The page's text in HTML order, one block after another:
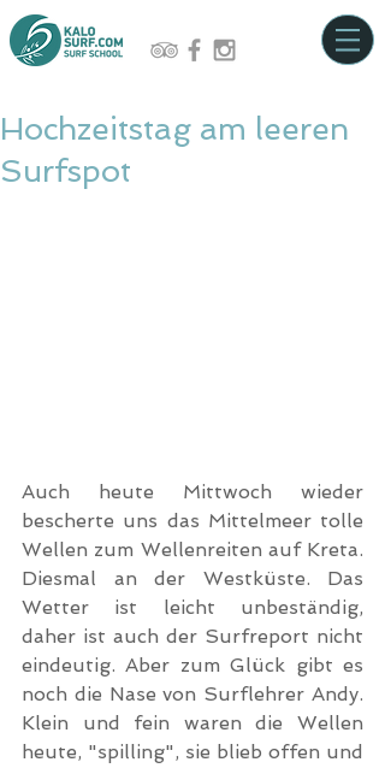
Hochzeitstag am leeren
Surfspot
Auch heute Mittwoch wieder
bescherte uns das Mittelmeer tolle
Wellen zum Wellenreiten auf Kreta.
Diesmal an der Westküste. Das
Wetter ist leicht unbeständig,
daher ist auch der Surfreport nicht
eindeutig. Aber zum Glück gibt es
noch die Nase von Surflehrer Andy.
Klein und fein waren die Wellen
heute, "spilling", sie blieb offen und